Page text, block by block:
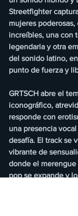
Streetfighter
mujeres poderosas,
increíbles, una con
legendaria y otra
del sonido latino,
punto de fuerza y
GRTSCH abre el
iconográfico,
responde con
una presencia
desafía. El track se
vibrante de
donde el merengue
pop se expande y